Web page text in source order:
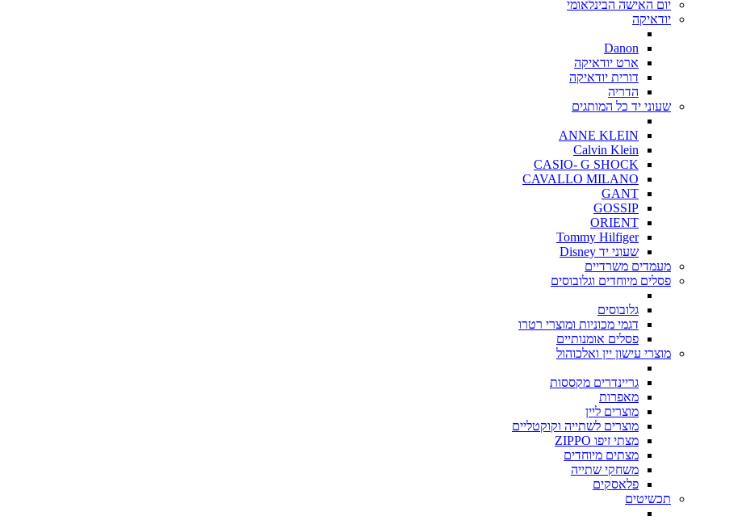
יום האישה הבינלאומי
יודאיקה
Danon
ארט יודאיקה
דורית יודאיקה
הדריה
שעוני יד כל המותגים
ANNE KLEIN
Calvin Klein
CASIO- G SHOCK
CAVALLO MILANO
GANT
GOSSIP
ORIENT
Tommy Hilfiger
שעוני יד Disney
מעמדים משרדיים
פסלים מיוחדים וגלובוסים
גלובוסים
דגמי מכוניות ומוצרי רטרו
פסלים אומנותיים
מוצרי עישון יין ואלכוהול
גריינדרים מקססות
מאפרות
מוצרים ליין
מוצרים לשתייה וקוקטליים
מצתי זיפו ZIPPO
מצתים מיוחדים
משחקי שתייה
פלאסקים
תכשיטים